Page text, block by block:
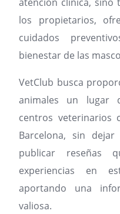
los propietarios,
cuidados
bienestar de las
VetClub busca
animales un lugar
centros veterinarios
Barcelona, sin
publicar reseñas
experiencias en
aportando una
valiosa.